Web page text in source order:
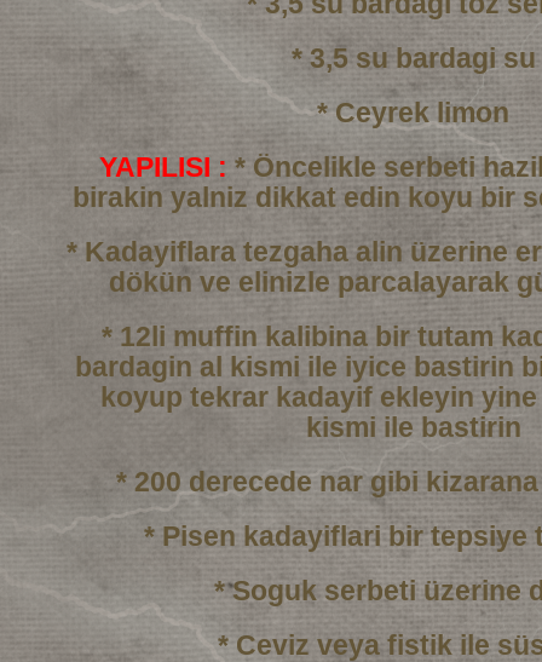
* 3,5 su bardagi su
* Ceyrek limon
YAPILISI : * Öncelikle serbeti
birakin yalniz dikkat edin koyu bir
* Kadayiflara tezgaha alin üzerine
dökün ve elinizle parcalayarak
* 12li muffin kalibina bir tutam
bardagin al kismi ile iyice bastirin
koyup tekrar kadayif ekleyin
kismi ile bastirin
* 200 derecede nar gibi
* Pisen kadayiflari bir tepsiye
* Soguk serbeti üzerine
* Ceviz veya fistik ile